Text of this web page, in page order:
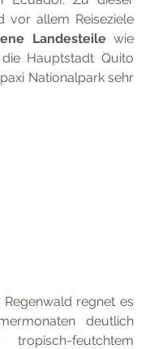
vor allem Reiseziele
Landesteile wie
Hauptstadt Quito
Nationalpark sehr
Regenwald regnet es
deutlich
feutchtem